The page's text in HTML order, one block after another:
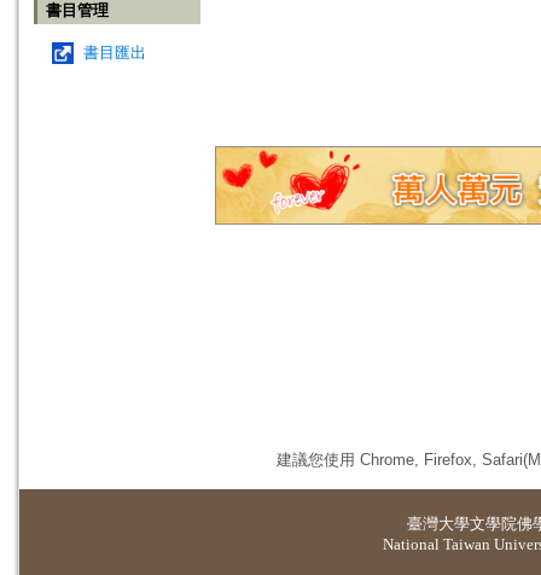
書目管理
書目匯出
建議您使用 Chrome, Firefox,
臺灣大學文學院佛
National Taiwan